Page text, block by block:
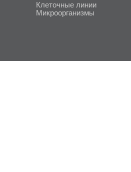
Клеточные линии
Микроорганизмы